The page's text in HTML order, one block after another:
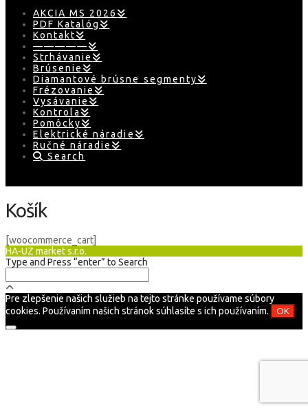
AKCIA MS 2026
PDF Katalóg
Kontakt
—————
Strhávanie
Brúsenie
Diamantové brúsne segmenty
Frézovanie
Vysávanie
Kontrola
Pomôcky
Elektrické náradie
Ručné náradie
Search
Košík
[woocommerce_cart]
HA-UZ market s.r.o.
Type and Press “enter” to Search
Pre zlepšenie našich služieb na tejto stránke používame súbory
cookies. Používaním našich stránok súhlasíte s ich používaním.
OK